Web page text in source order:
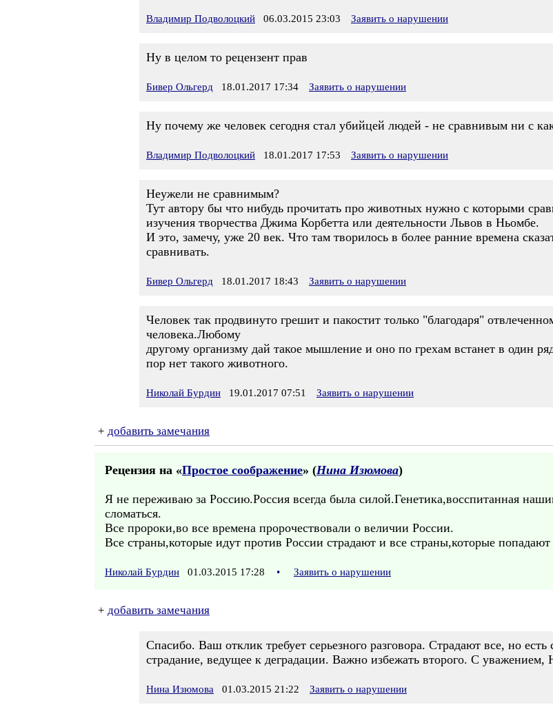
Владимир Подволоцкий 06.03.2015 23:03 Заявить о нарушении
Ну в целом то рецензент прав
Бивер Ольгерд 18.01.2017 17:34 Заявить о нарушении
Ну почему же человек сегодня стал убийцей людей - не сравнивым ни с
Владимир Подволоцкий 18.01.2017 17:53 Заявить о нарушении
Неужели не сравнимым?
Тут автору бы что нибудь прочитать про животных нужно с которыми
изучения творчества Джима Корбетта или деятельности Львов в Ньомбе.
И это, замечу, уже 20 век. Что там творилось в более ранние времена
сравнивать.
Бивер Ольгерд 18.01.2017 18:43 Заявить о нарушении
Человек так продвинуто грешит и пакостит только "благодаря"
человека.Любому
другому организму дай такое мышление и оно по грехам встанет в один
пор нет такого животного.
Николай Бурдин 19.01.2017 07:51 Заявить о нарушении
+ добавить замечания
Рецензия на «Простое соображение» (Нина Изюмова)
Я не переживаю за Россию.Россия всегда была силой.Генетика,восспитанная
сломаться.
Все пророки,во все времена пророчествовали о величии России.
Все страны,которые идут против России страдают и все страны,которые
Николай Бурдин 01.03.2015 17:28 • Заявить о нарушении
+ добавить замечания
Спасибо. Ваш отклик требует серьезного разговора. Страдают все, но
страдание, ведущее к деградации. Важно избежать второго. С уважением,
Нина Изюмова 01.03.2015 21:22 Заявить о нарушении